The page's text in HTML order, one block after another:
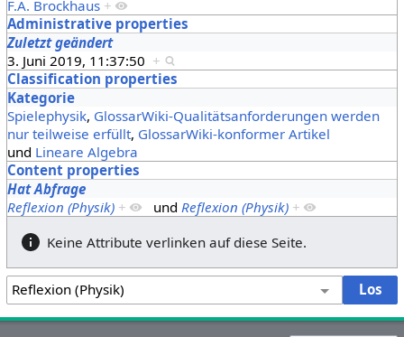
F.A. Brockhaus +
Administrative properties
Zuletzt geändert
3. Juni 2019, 11:37:50 +
Classification properties
Kategorie
Spielephysik, GlossarWiki-Qualitätsanforderungen werden
nur teilweise erfüllt, GlossarWiki-konformer Artikel
und Lineare Algebra
Content properties
Hat Abfrage
Reflexion (Physik) + und Reflexion (Physik) +
Keine Attribute verlinken auf diese Seite.